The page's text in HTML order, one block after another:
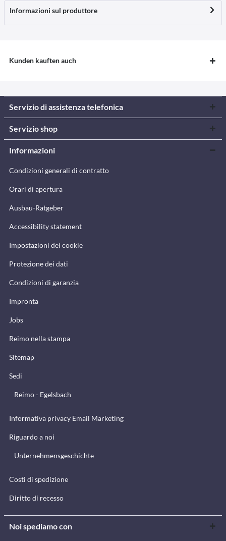
Informazioni sul produttore
Kunden kauften auch
Servizio di assistenza telefonica
Servizio shop
Informazioni
Condizioni generali di contratto
Orari di apertura
Ausbau-Ratgeber
Accessibility statement
Impostazioni dei cookie
Protezione dei dati
Condizioni di garanzia
Impronta
Jobs
Reimo nella stampa
Sitemap
Sedi
Reimo - Egelsbach
Informativa privacy Email Marketing
Riguardo a noi
Unternehmensgeschichte
Costi di spedizione
Diritto di recesso
Noi spediamo con